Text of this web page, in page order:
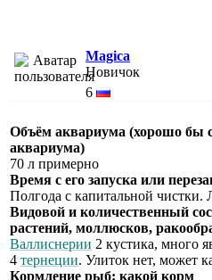
Magica
Новичок
6
Объём аквариума (хорошо бы
аквариума)
70 л примерно
Время с его запуска или
Полгода c капитальной чистки.
Видовой и количественный
растений, моллюсков,
Валлиснерии 2 кустика, много
4 тернеции. Улиток нет, может
Кормление рыб: какой корм